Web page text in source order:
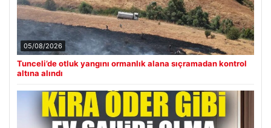
05/08/2026
Tunceli’de otluk yangını ormanlık alana sıçramadan kontrol
altına alındı